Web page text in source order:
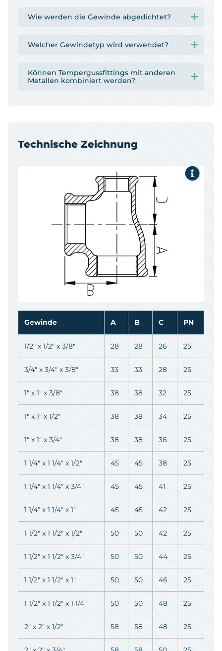
Wie werden die Gewinde abgedichtet?
Welcher Gewindetyp wird verwendet?
Können Tempergussfittings mit anderen
Metallen kombiniert werden?
Technische Zeichnung
Gewinde A B C PN
1/2" x 1/2" x 3/8" 28 28 26 25
3/4" x 3/4" x 3/8" 33 33 28 25
1" x 1" x 3/8" 38 38 32 25
1" x 1" x 1/2" 38 38 34 25
1" x 1" x 3/4" 38 38 36 25
1 1/4" x 1 1/4" x 1/2" 45 45 38 25
1 1/4" x 1 1/4" x 3/4" 45 45 41 25
1 1/4" x 1 1/4" x 1" 45 45 42 25
1 1/2" x 1 1/2" x 1/2" 50 50 42 25
1 1/2" x 1 1/2" x 3/4" 50 50 44 25
1 1/2" x 1 1/2" x 1" 50 50 46 25
1 1/2" x 1 1/2" x 1 1/4" 50 50 48 25
2" x 2" x 1/2" 58 58 48 25